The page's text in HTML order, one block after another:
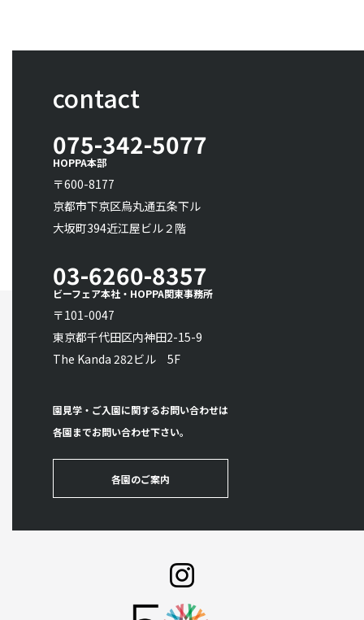
contact
075-342-5077
HOPPA本部
〒600-8177
京都市下京区烏丸通五条下ル
大坂町394近江屋ビル２階
03-6260-8357
ビーフェア本社・HOPPA関東事務所
〒101-0047
東京都千代田区内神田2-15-9
The Kanda 282ビル 5F
園見学・ご入園に関するお問い合わせは
各園までお問い合わせ下さい。
各園のご案内